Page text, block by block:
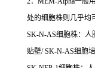
处的细胞株则几乎均
SK-N-AS细胞株：人
贴壁/ SK-N-AS细胞